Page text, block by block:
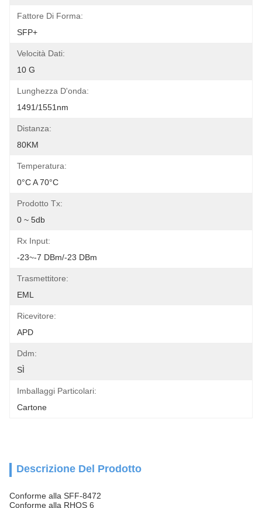
Fattore Di Forma:
SFP+
Velocità Dati:
10 G
Lunghezza D'onda:
1491/1551nm
Distanza:
80KM
Temperatura:
0°C A 70°C
Prodotto Tx:
0 ~ 5db
Rx Input:
-23~-7 DBm/-23 DBm
Trasmettitore:
EML
Ricevitore:
APD
Ddm:
SÌ
Imballaggi Particolari:
Cartone
Descrizione Del Prodotto
Conforme alla SFF-8472
Conforme alla RHOS 6